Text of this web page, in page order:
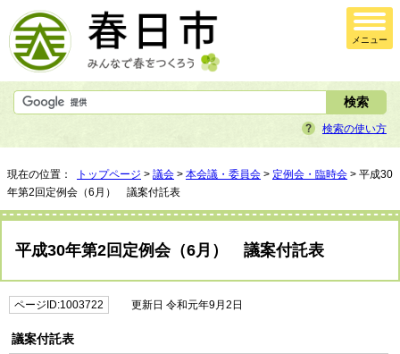
メニュー
検索の使い方
現在の位置： トップページ > 議会 > 本会議・委員会 > 定例会・臨時会 > 平成30
年第2回定例会（6月） 議案付託表
平成30年第2回定例会（6月） 議案付託表
ページID:1003722 更新日 令和元年9月2日
議案付託表